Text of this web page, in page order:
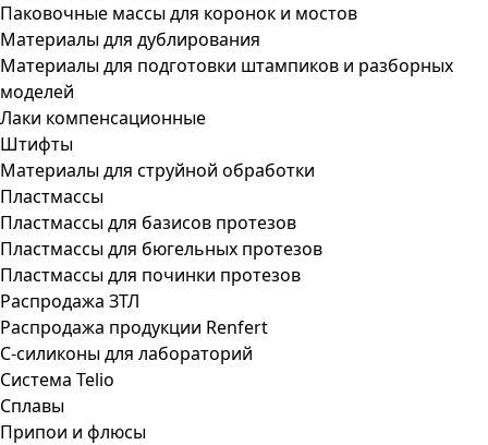
Паковочные массы для коронок и мостов
Материалы для дублирования
Материалы для подготовки штампиков и разборных
моделей
Лаки компенсационные
Штифты
Материалы для струйной обработки
Пластмассы
Пластмассы для базисов протезов
Пластмассы для бюгельных протезов
Пластмассы для починки протезов
Распродажа ЗТЛ
Распродажа продукции Renfert
С-силиконы для лабораторий
Система Telio
Сплавы
Припои и флюсы